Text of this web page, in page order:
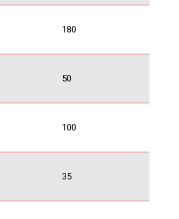
180
50
100
35